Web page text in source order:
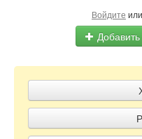
Войдите или